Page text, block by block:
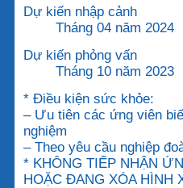
Dự kiến nhập cảnh
Tháng 04 năm 2024
Dự kiến phỏng vấn
Tháng 10 năm 2023
* Điều kiện sức khỏe:
– Ưu tiên các ứng viên
nghiệm
– Theo yêu cầu nghiệp
* KHÔNG TIẾP NHẬN
HOẶC ĐANG XÓA HÌNH